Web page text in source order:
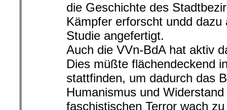
die Geschichte des
Kämpfer erforscht undd
Studie angefertigt.
Auch die VVn-BdA hat aktiv
Dies müßte flächendeckend
stattfinden, um dadurch das
Humanismus und
faschistischen Terror wach